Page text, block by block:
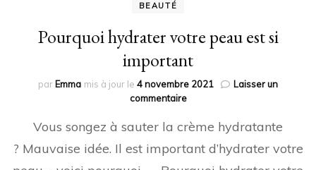
BEAUTÉ
Pourquoi hydrater votre peau est si
important
par Emma mis à jour le 4 novembre 2021
Laisser un
commentairesur
hydrater
peau
Vous songez à sauter la crème hydratante
? Mauvaise idée. Il est important d’hydrater votre